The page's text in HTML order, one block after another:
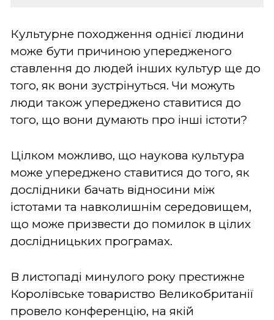
Культурне походження однієї людини
може бути причиною упередженого
ставлення до людей інших культур ще до
того, як вони зустрінуться. Чи можуть
люди також упереджено ставитися до
того, що вони думають про інші істоти?
Цілком можливо, що наукова культура
може упереджено ставитися до того, як
дослідники бачать відносини між
істотами та навколишнім середовищем,
що може призвести до помилок в цілих
дослідницьких програмах.
В листопаді минулого року престижне
Королівське товариство Великобританії
провело конференцію, на якій